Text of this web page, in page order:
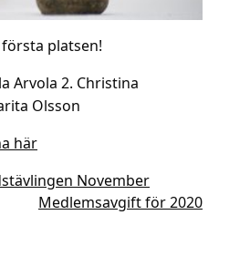
platsen!
Arvola 2. Christina
Olsson
här
November
Medlemsavgift för 2020